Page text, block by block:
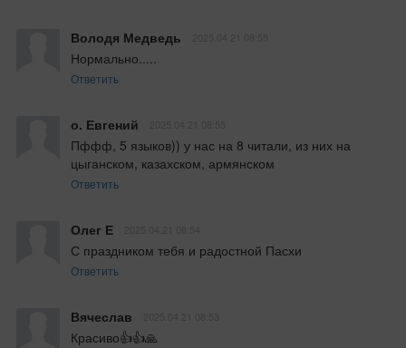
Володя Медведь
Нормально.....
Ответить
о. Евгений
Пффф, 5 языков)) у нас на 8 читали, из них на
цыганском, казахском, армянском
Ответить
Олег Е
С праздником тебя и радостной Пасхи
Ответить
Вячеслав
Красиво👍👍🙏